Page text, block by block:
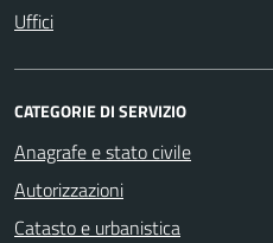
Uffici
CATEGORIE DI SERVIZIO
Anagrafe e stato civile
Autorizzazioni
Catasto e urbanistica